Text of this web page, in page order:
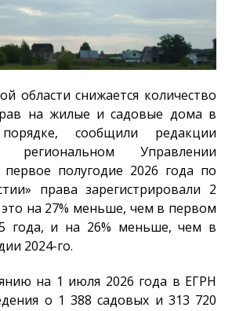
области снижается количество
на жилые и садовые дома в
сообщили редакции
Управлении
первое полугодие 2026 года по
права зарегистрировали 2
на 27% меньше, чем в первом
года, и на 26% меньше, чем в
2024-го.
на 1 июля 2026 года в ЕГРН
о 1 388 садовых и 313 720